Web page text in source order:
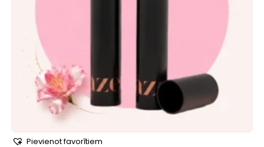
Pievienot favorītiem